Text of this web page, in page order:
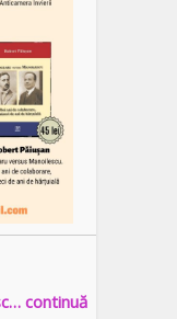
continuă